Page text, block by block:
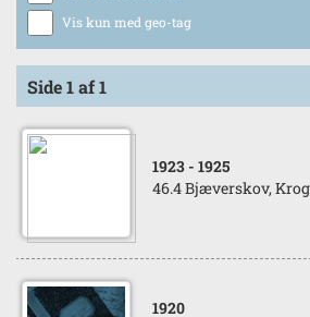
Vis kun med geo-tag
Side 1 af 1
1923 - 1925
46.4 Bjæverskov,
1920